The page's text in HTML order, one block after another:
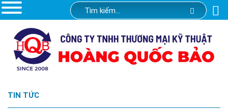
TIN TỨC